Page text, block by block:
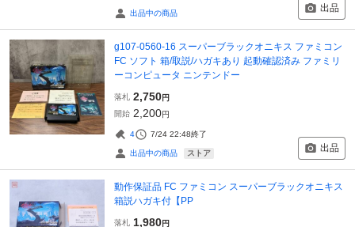
出品中の商品 出品
g107-0560-16 スーパーブラックオニキス ファミコン
FC ソフト 箱/取説/ハガキあり 起動確認済み ファミリ
ーコンピュータ ニンテンドー
落札 2,750円
開始 2,200円
4 7/24 22:48終了
出品中の商品 ストア 出品
動作保証品 FC ファミコン スーパーブラックオニキス
箱説ハガキ付【PP
落札 1,980円